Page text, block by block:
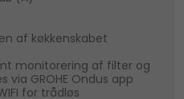
af køkkenskabet
monitorering af filter og
GROHE Ondus app
for trådløs